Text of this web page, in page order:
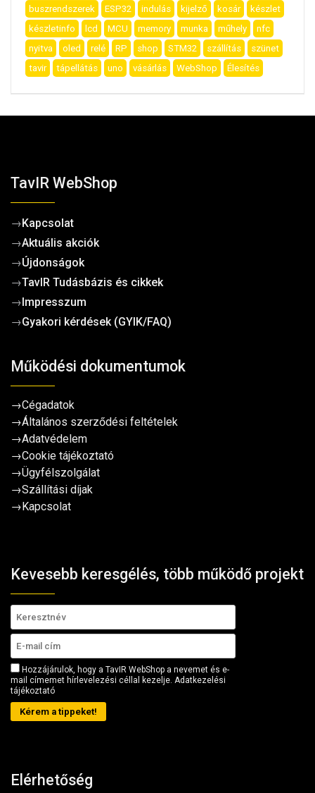
buszrendszerek ESP32 indulás kijelző kosár
készlet
készletinfo
lcd MCU memory munka műhely
nfc
nyitva
oled relé RP shop STM32 szállítás
szünet
tavir
tápellátás uno vásárlás WebShop Élesítés
TavIR WebShop
→Kapcsolat
→Aktuális akciók
→Újdonságok
→TavIR Tudásbázis és cikkek
→Impresszum
→Gyakori kérdések (GYIK/FAQ)
Működési dokumentumok
→Cégadatok
→Általános szerződési feltételek
→Adatvédelem
→Cookie tájékoztató
→Ügyfélszolgálat
→Szállítási díjak
→Kapcsolat
Kevesebb keresgélés, több működő projekt
Hozzájárulok, hogy a TavIR WebShop a nevemet és e-
mail címemet hírlevelezési céllal kezelje. Adatkezelési
tájékoztató
Kérem a tippeket!
Elérhetőség